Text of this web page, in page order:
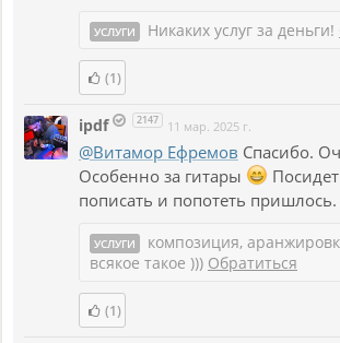
УСЛУГИ Никаких услуг за деньги!
(1)
ipdf 2147 11 мар. 2025 г.
@Витамор Ефремов Спасибо.
Особенно за гитары
пописать и попотеть пришлось.
УСЛУГИ
композиция,
всякое такое ))) Обратиться
(1)